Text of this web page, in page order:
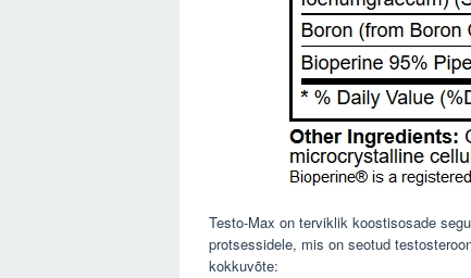
Testo-Max on terviklik koostisosade
protsessidele, mis on seotud
kokkuvõte: